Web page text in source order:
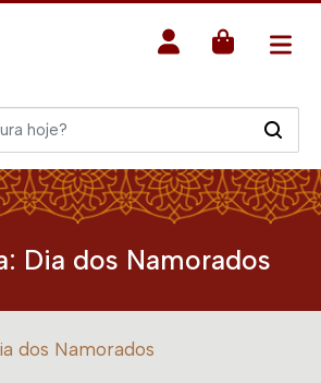
Dia dos Namorados
dos Namorados